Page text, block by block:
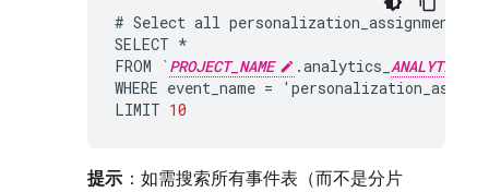
# Select all personalization_assignment
SELECT *
FROM
`PROJECT_NAME .analytics_
WHERE event_name = '
LIMIT 10
提示 ：如需搜索所有事件表（而不是分片